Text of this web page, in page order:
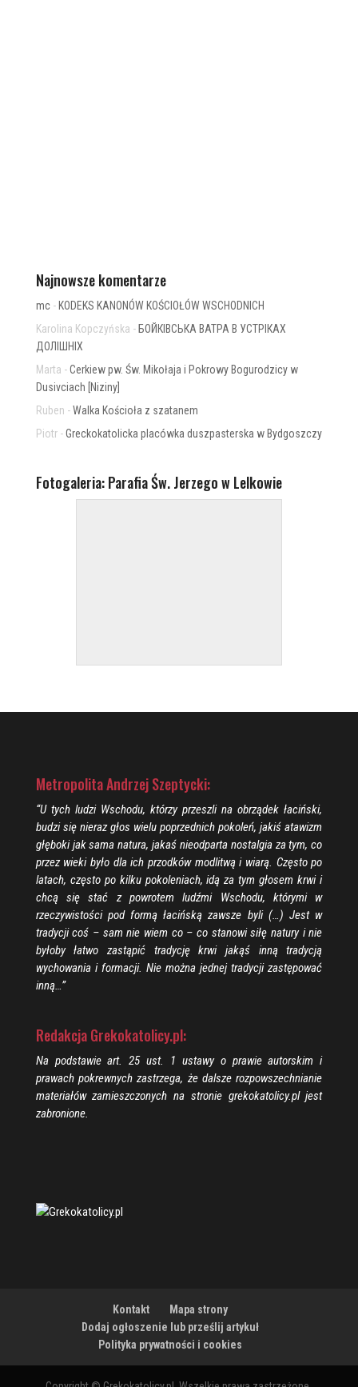
Najnowsze komentarze
mc- KODEKS KANONÓW KOŚCIOŁÓW WSCHODNICH
Karolina Kopczyńska - БОЙКІВСЬКА ВАТРА В УСТРІКАХ
ДОЛІШНІХ
Marta -Cerkiew pw. Św. Mikołaja i Pokrowy Bogurodzicy w
Dusivciach [Niziny]
Ruben -Walka Kościoła z szatanem
Piotr-Greckokatolicka placówka duszpasterska w Bydgoszczy
Fotogaleria: Parafia Św. Jerzego w Lelkowie
Metropolita Andrzej Szeptycki:
“U tych ludzi Wschodu, którzy przeszli na obrządek łaciński,
budzi się nieraz głos wielu poprzednich pokoleń, jakiś atawizm
głęboki jak sama natura, jakaś nieodparta nostalgia za tym, co
przez wieki było dla ich przodków modlitwą i wiarą. Często po
latach, często po kilku pokoleniach, idą za tym głosem krwi i
chcą się stać z powrotem ludźmi Wschodu, którymi w
rzeczywistości pod formą łacińską zawsze byli (…) Jest w
tradycji coś – sam nie wiem co – co stanowi siłę natury i nie
byłoby łatwo zastąpić tradycję krwi jakąś inną tradycją
wychowania i formacji. Nie można jednej tradycji zastępować
inną…”
Redakcja Grekokatolicy.pl:
Na podstawie art. 25 ust. 1 ustawy o prawie autorskim i
prawach pokrewnych zastrzega, że dalsze rozpowszechnianie
materiałów zamieszczonych na stronie grekokatolicy.pl jest
zabronione.
Kontakt
Mapa strony
Dodaj ogłoszenie lub prześlij artykuł
Polityka prywatności i cookies